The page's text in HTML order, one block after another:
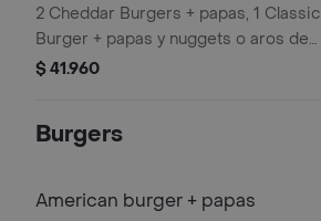
2 Cheddar Burgers + papas, 1 Classic
Burger + papas y nuggets o aros de
cebolla
$ 41.960
Burgers
American burger + papas